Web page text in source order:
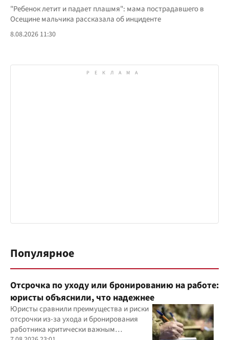
"Ребенок летит и падает плашмя": мама пострадавшего в
Осещине мальчика рассказала об инциденте
8.08.2026 11:30
Популярное
Отсрочка по уходу или бронированию на работе:
юристы объяснили, что надежнее
Юристы сравнили преимущества и риски
отсрочки из-за ухода и бронирования
работника критически важным